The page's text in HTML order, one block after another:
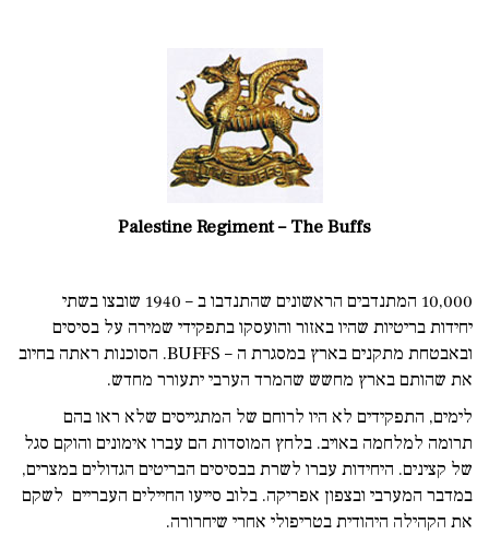
Palestine Regiment – The Buffs
10,000 המתנדבים הראשונים שהתנדבו ב – 1940 שובצו בשתי
יחידות בריטיות שהיו באזור והועסקו בתפקידי שמירה על בסיסים
ובאבטחת מתקנים בארץ במסגרת ה – BUFFS. הסוכנות ראתה בחיוב
את שהותם בארץ מחשש שהמרד הערבי יתעורר מחדש.
לימים, התפקידים לא היו לרוחם של המתגייסים שלא ראו בהם
תרומה למלחמה באויב. בלחץ המוסדות הם עברו אימונים והוקם סגל
של קצינים. היחידות עברו לשרת בבסיסים הבריטים הגדולים במצרים,
במדבר המערבי ובצפון אפריקה. בלוב סייעו החיילים העבריים לשקם
את הקהילה היהודית בטריפולי אחרי שיחרורה.